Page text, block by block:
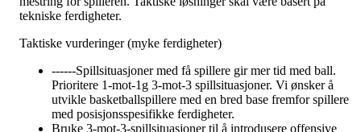
tekniske ferdigheter.
Taktiske vurderinger (myke ferdigheter)
------Spillsituasjoner med få spillere gir mer tid med ball.
Prioritere 1-mot-1g 3-mot-3 spillsituasjoner. Vi ønsker å
utvikle basketballspillere med en bred base fremfor spillere
med posisjonsspesifikke ferdigheter.
Bruke 3-mot-3-spillsituasjoner til å introdusere offensive